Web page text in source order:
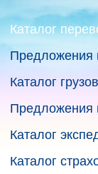
Каталог
Предложения
Каталог
Предложения
Каталог
Каталог